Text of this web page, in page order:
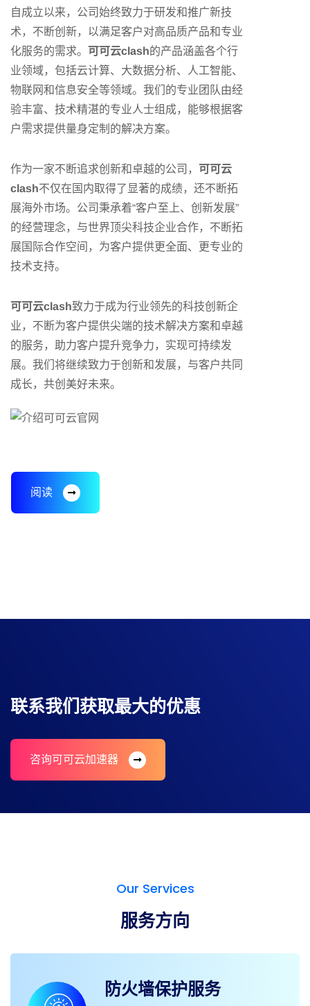
自成立以来，公司始终致力于研发和推广新技
术，不断创新，以满足客户对高品质产品和专业
化服务的需求。 可可云clash的产品涵盖各个行
业领域，包括云计算、大数据分析、人工智能、
物联网和信息安全等领域。我们的专业团队由经
验丰富、技术精湛的专业人士组成，能够根据客
户需求提供量身定制的解决方案。
作为一家不断追求创新和卓越的公司， 可可云
clash不仅在国内取得了显著的成绩，还不断拓
展海外市场。公司秉承着“客户至上、创新发展”
的经营理念，与世界顶尖科技企业合作，不断拓
展国际合作空间，为客户提供更全面、更专业的
技术支持。
可可云clash致力于成为行业领先的科技创新企
业，不断为客户提供尖端的技术解决方案和卓越
的服务，助力客户提升竞争力，实现可持续发
展。我们将继续致力于创新和发展，与客户共同
成长，共创美好未来。
阅读
联系我们获取最大的优惠
咨询可可云加速器
Our Services
服务方向
防火墙保护服务